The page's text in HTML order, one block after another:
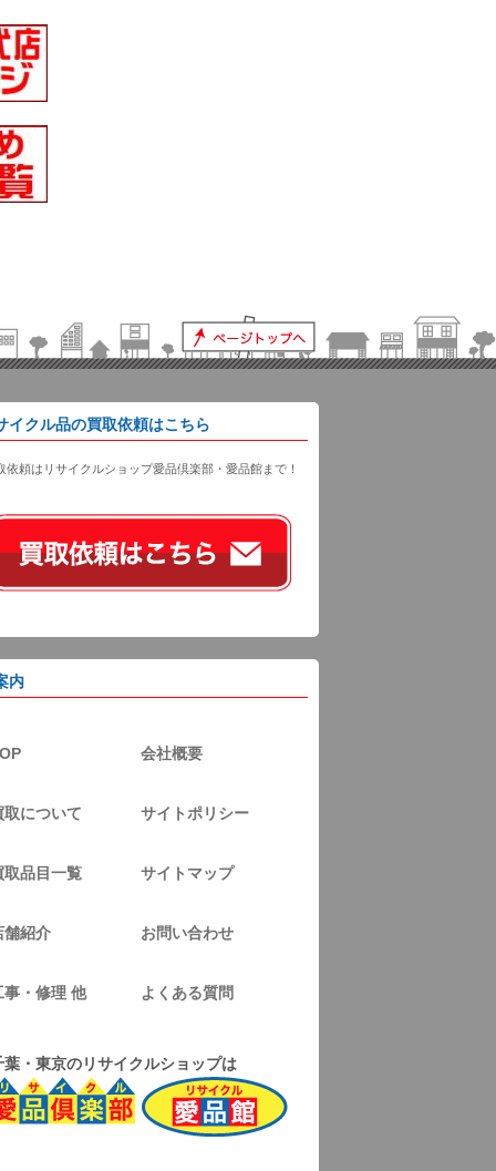
イクル品の買取依頼はこちら
依頼はリサイクルショップ愛品倶楽部・愛品館まで！
内
会社概要
取について サイトポリシー
取品目一覧 サイトマップ
舗紹介 お問い合わせ
事・修理 他 よくある質問
葉・東京のリサイクルショップは